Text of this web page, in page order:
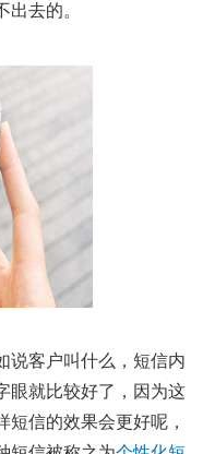
去的。
说客户叫什么，短信内
眼就比较好了，因为这
信的效果会更好呢，